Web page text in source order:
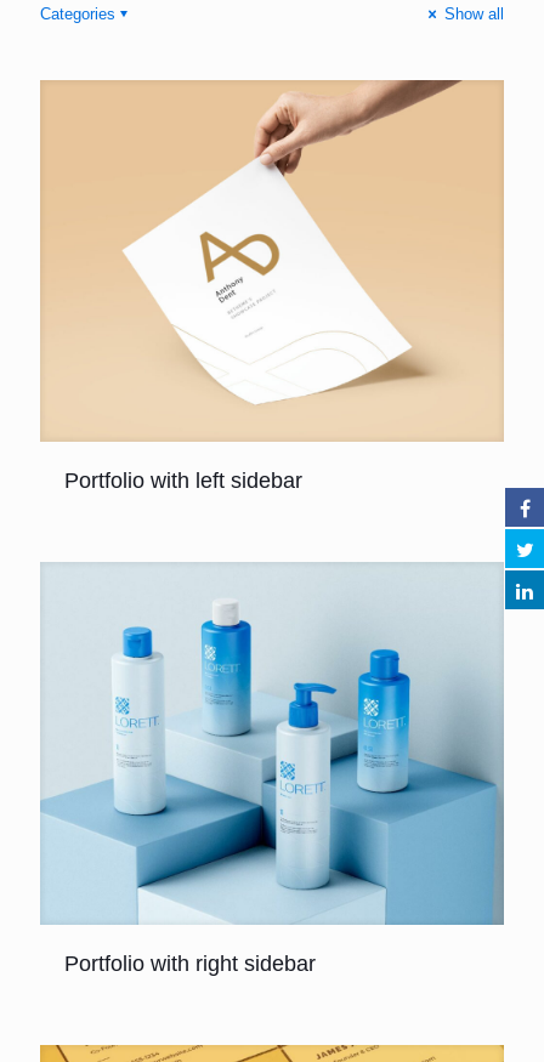
Categories Show all
Portfolio with left sidebar
Portfolio with right sidebar